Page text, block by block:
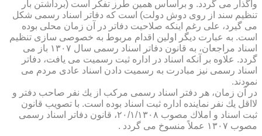
واگذار می گردد. و براساس همین طرز تفكر است (برداشتن بار
تنظیم سند از روی دوش دولت) است كه دفاتر اسناد رسمی شكل
می گیرد، علی رغم اینكه صلاحیت دفاتر در آن زمان محلی بوده
است. به عبارت دیگر اولین اقدام مربوط به خصوصی سازی تنظیم
اسناد مراجعان، به قانون دفاتر اسناد رسمی سال ۱۳۰۷ باز می
گردد. علاوه بر آنكه اسناد در اداره ثبت رسمیت می یافت، دفاتر
اسناد رسمی نیز مبادرت به رسمیت دادن اسناد عادی مردم می
نمودند.
در آن زمان، هر دفتر اسناد رسمی مركب از یك نفر صاحب دفتر و
لااقل یك نفر نماینده اداره ثبت اسناد بوده است. با تصویب قانون
ثبت اسناد و املاك مصوب ۲۰/۱/۱۳۰۸، قانون دفاتر اسناد رسمی
مصوب ۱۳۰۷ عملاً منسوخ می گردد .